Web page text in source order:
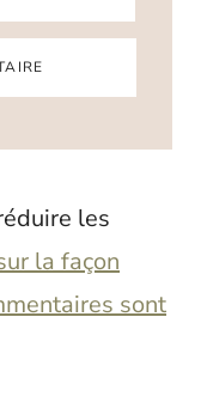
les
la façon
sont